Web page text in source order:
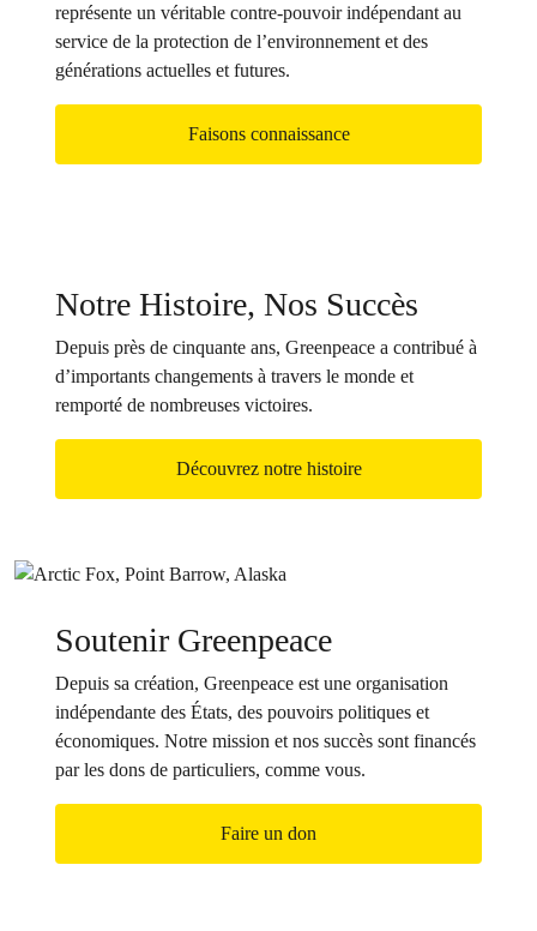
représente un véritable contre-pouvoir indépendant au
service de la protection de l’environnement et des
générations actuelles et futures.
Faisons connaissance
Notre Histoire, Nos Succès
Depuis près de cinquante ans, Greenpeace a contribué à
d’importants changements à travers le monde et
remporté de nombreuses victoires.
Découvrez notre histoire
Soutenir Greenpeace
Depuis sa création, Greenpeace est une organisation
indépendante des États, des pouvoirs politiques et
économiques. Notre mission et nos succès sont financés
par les dons de particuliers, comme vous.
Faire un don